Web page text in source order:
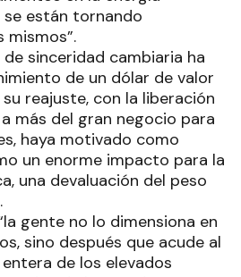
están tornando
mismos”.
sinceridad cambiaria ha
de un dólar de valor
reajuste, con la liberación
más del gran negocio para
haya motivado como
un enorme impacto para la
una devaluación del peso
gente no lo dimensiona en
sino después que acude al
de los elevados